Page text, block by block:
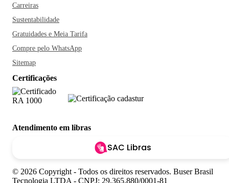
Carreiras
Sustentabilidade
Gratuidades e Meia Tarifa
Compre pelo WhatsApp
Sitemap
Certificações
Atendimento em libras
SAC Libras
© 2026 Copyright - Todos os direitos reservados. Buser Brasil
Tecnologia LTDA - CNPJ: 29.365.880/0001-81